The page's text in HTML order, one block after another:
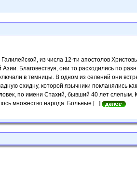
из числа 12-ти апостолов
Благовествуя, они то расходились по
в темницы. В одном из селений они
ехидну, которой язычники покланялись
по имени Стахий, бывший 40 лет слепым.
множество народа. Больные [...]